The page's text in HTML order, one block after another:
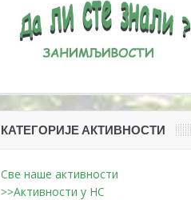
КАТЕГОРИЈЕ АКТИВНОСТИ
Све наше активности
>>Активности у НС